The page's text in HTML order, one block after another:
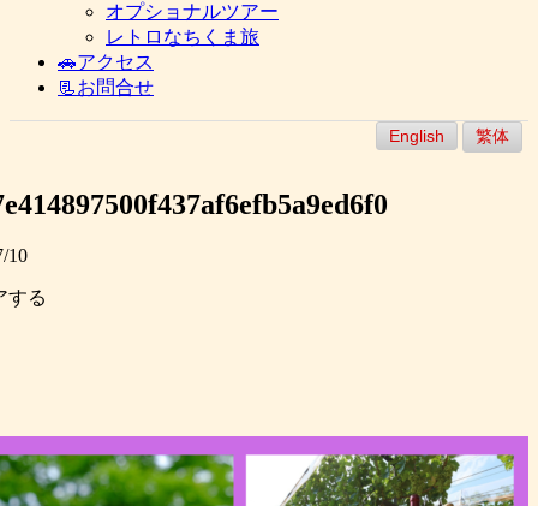
オプショナルツアー
レトロなちくま旅
🚗アクセス
📃お問合せ
English 繁体
10
する